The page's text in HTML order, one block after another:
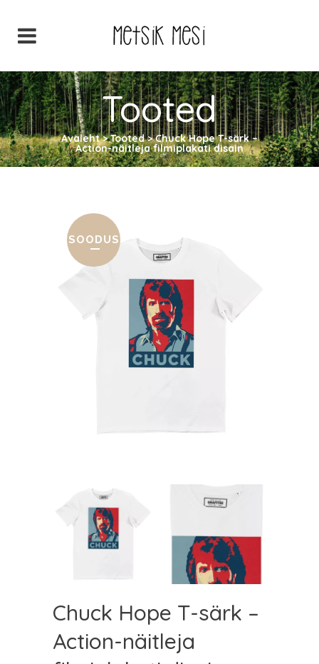
Tooted
Avaleht>Tooted>Chuck Hope T-särk –
Action-näitleja filmiplakati disain
SOODUS
Chuck Hope T-särk –
Action-näitleja